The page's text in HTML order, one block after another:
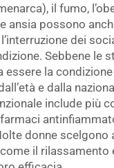
il fumo,
ansia possono
dei
Sebbene le
la
e dalla
include più
donne
il